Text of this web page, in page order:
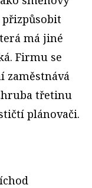
přizpůsobit
má jiné
Firmu se
zaměstnává
třetinu
plánovači.